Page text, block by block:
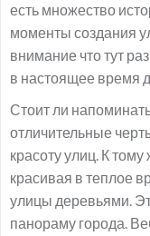
есть множество
моменты создания
внимание что тут
в настоящее время
Стоит ли
отличительные
красоту улиц. К
красивая в теплое
улицы деревьями.
панораму города.